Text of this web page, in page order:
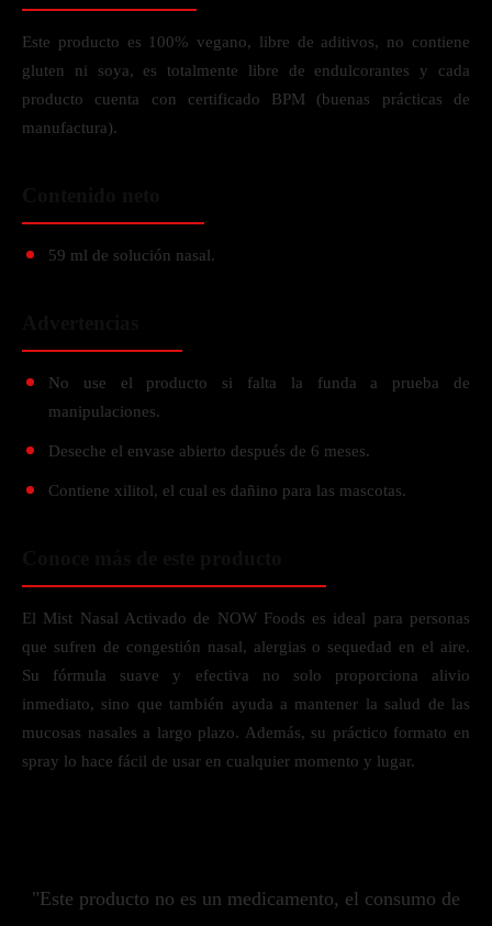
Este producto es 100% vegano, libre de aditivos, no contiene
gluten ni soya, es totalmente libre de endulcorantes y cada
producto cuenta con certificado BPM (buenas prácticas de
manufactura).
59 ml de solución nasal.
No use el producto si falta la funda a prueba de
manipulaciones.
Deseche el envase abierto después de 6 meses.
Contiene xilitol, el cual es dañino para las mascotas.
El Mist Nasal Activado de NOW Foods es ideal para personas
que sufren de congestión nasal, alergias o sequedad en el aire.
Su fórmula suave y efectiva no solo proporciona alivio
inmediato, sino que también ayuda a mantener la salud de las
mucosas nasales a largo plazo. Además, su práctico formato en
spray lo hace fácil de usar en cualquier momento y lugar.
"Este producto no es un medicamento, el consumo de